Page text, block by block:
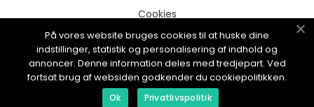
Cookies
Contact
Sitemap
På vores website bruges cookies til at huske dine
indstillinger, statistik og personalisering af indhold og
annoncer. Denne information deles med tredjepart. Ved
fortsat brug af websiden godkender du cookiepolitikken.
Ok Privatlivspolitik